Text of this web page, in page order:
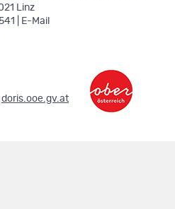
Linz
| E-Mail
doris.ooe.gv.at.